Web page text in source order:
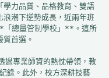
學力品質、品格教育、雙語
浪潮下逆勢成長，近兩年班
總量管制學校」**。這所
首選。
過專業師資的熱忱帶領，教
錄。此外，校方深耕技藝